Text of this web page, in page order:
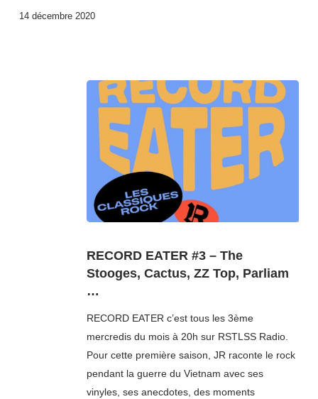
14 décembre 2020
RECORD EATER #3 – The
Stooges, Cactus, ZZ Top, Parliam
…
RECORD EATER c’est tous les 3ème
mercredis du mois à 20h sur RSTLSS Radio.
Pour cette première saison, JR raconte le rock
pendant la guerre du Vietnam avec ses
vinyles, ses anecdotes, des moments